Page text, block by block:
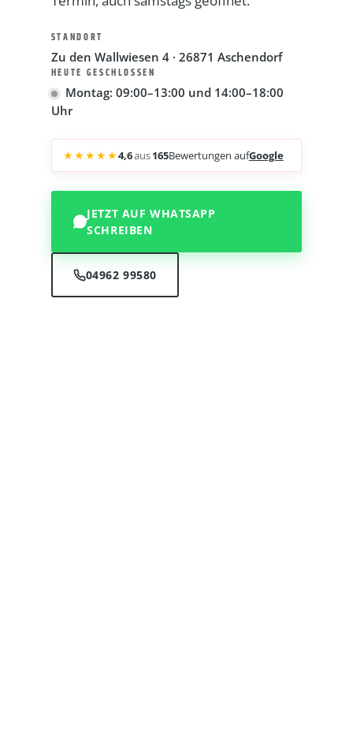
STANDORT
Zu den Wallwiesen 4 · 26871 Aschendorf
HEUTE GESCHLOSSEN
Montag: 09:00–13:00 und 14:00–18:00
Uhr
★★★★★4,6aus165Bewertungen aufGoogle
JETZT AUF WHATSAPP
SCHREIBEN
04962 99580